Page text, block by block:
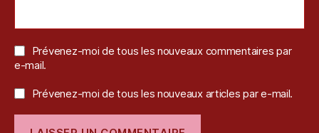
Prévenez-moi de tous les nouveaux commentaires par
e-mail.
Prévenez-moi de tous les nouveaux articles par e-mail.